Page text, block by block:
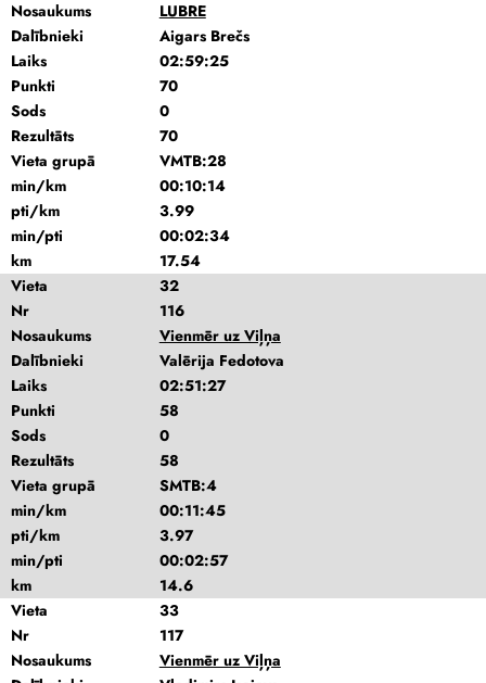
Nosaukums
LUBRE
Dalībnieki
Aigars Brečs
Laiks
02:59:25
Punkti
70
Sods
0
Rezultāts
70
Vieta grupā
VMTB:28
min/km
00:10:14
pti/km
3.99
min/pti
00:02:34
km
17.54
Vieta
32
Nr
116
Nosaukums
Vienmēr uz Viļņa
Dalībnieki
Valērija Fedotova
Laiks
02:51:27
Punkti
58
Sods
0
Rezultāts
58
Vieta grupā
SMTB:4
min/km
00:11:45
pti/km
3.97
min/pti
00:02:57
km
14.6
Vieta
33
Nr
117
Nosaukums
Vienmēr uz Viļņa